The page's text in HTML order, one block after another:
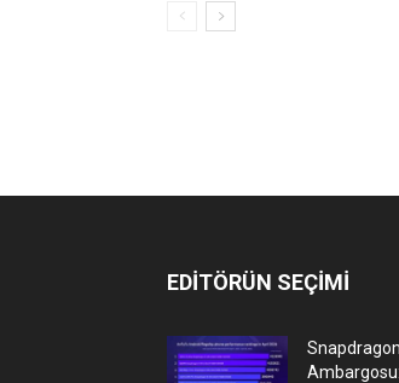
EDİTÖRÜN SEÇİMİ